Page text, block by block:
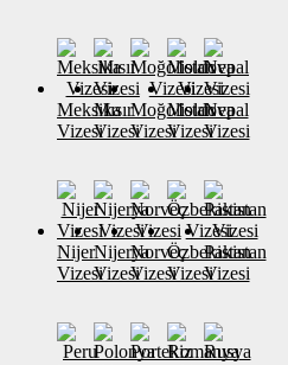
Meksika
Vizesi
Mısır
Vizesi
Moğolistan
Vizesi
Moldova
Vizesi
Nepal
Vizesi
Nijer
Vizesi
Nijerya
Vizesi
Norveç
Vizesi
Özbekistan
Vizesi
Pakistan
Vizesi